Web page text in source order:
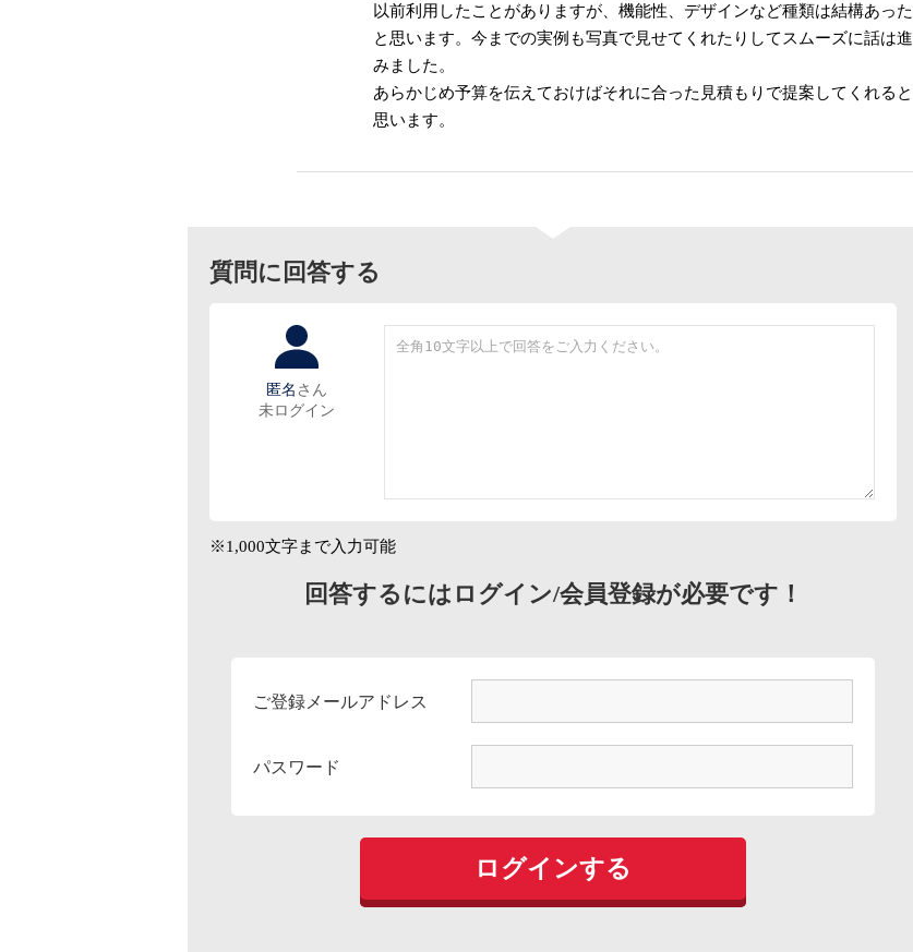
以前利用したことがありますが、機能性、デザインなど種類は結構あった
と思います。今までの実例も写真で見せてくれたりしてスムーズに話は進
みました。
あらかじめ予算を伝えておけばそれに合った見積もりで提案してくれると
思います。
質問に回答する
匿名 さん
未ログイン
※1,000文字まで入力可能
回答するにはログイン/会員登録が必要です！
ご登録メールアドレス
パスワード